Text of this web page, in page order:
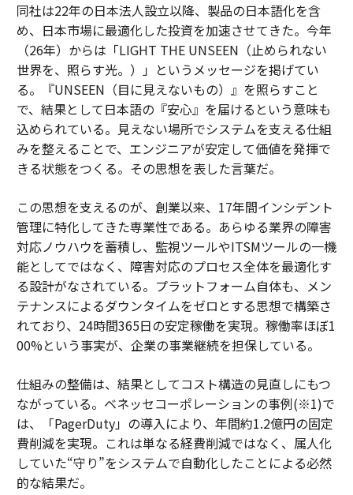
同社は22年の日本法人設立以降、製品の日本語化を含
め、日本市場に最適化した投資を加速させてきた。今年
（26年）からは「LIGHT THE UNSEEN（止められない
世界を、照らす光。）」というメッセージを掲げてい
る。『UNSEEN（目に見えないもの）』を照らすこと
で、結果として日本語の『安心』を届けるという意味も
込められている。見えない場所でシステムを支える仕組
みを整えることで、エンジニアが安定して価値を発揮で
きる状態をつくる。その思想を表した言葉だ。
この思想を支えるのが、創業以来、17年間インシデント
管理に特化してきた専業性である。あらゆる業界の障害
対応ノウハウを蓄積し、監視ツールやITSMツールの一機
能としてではなく、障害対応のプロセス全体を最適化す
る設計がなされている。プラットフォーム自体も、メン
テナンスによるダウンタイムをゼロとする思想で構築さ
れており、24時間365日の安定稼働を実現。稼働率ほぼ1
00%という事実が、企業の事業継続を担保している。
仕組みの整備は、結果としてコスト構造の見直しにもつ
ながっている。ベネッセコーポレーションの事例(※1)で
は、「PagerDuty」の導入により、年間約1.2億円の固定
費削減を実現。これは単なる経費削減ではなく、属人化
していた“守り”をシステムで自動化したことによる必然
的な結果だ。